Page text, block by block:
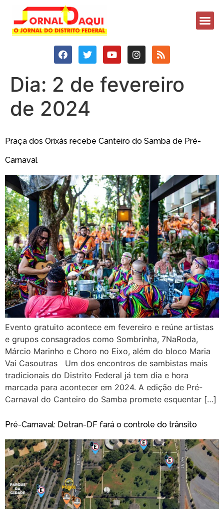
Dia: 2 de fevereiro
de 2024
Praça dos Orixás recebe Canteiro do Samba de Pré-
Carnaval
Evento gratuito acontece em fevereiro e reúne artistas
e grupos consagrados como Sombrinha, 7NaRoda,
Márcio Marinho e Choro no Eixo, além do bloco Maria
Vai Casoutras Um dos encontros de sambistas mais
tradicionais do Distrito Federal já tem dia e hora
marcada para acontecer em 2024. A edição de Pré-
Carnaval do Canteiro do Samba promete esquentar […]
Pré-Carnaval: Detran-DF fará o controle do trânsito